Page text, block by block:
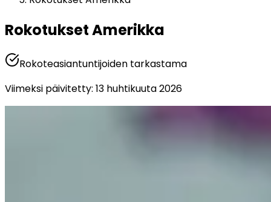
Rokotukset Amerikka
Rokoteasiantuntijoiden tarkastama
Viimeksi päivitetty: 13 huhtikuuta 2026